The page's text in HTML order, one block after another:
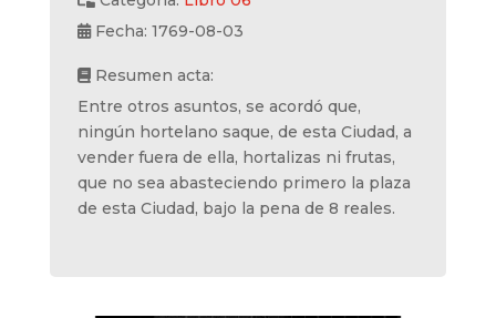
Fecha: 1769-08-03
Resumen acta:
Entre otros asuntos, se acordó que,
ningún hortelano saque, de esta Ciudad, a
vender fuera de ella, hortalizas ni frutas,
que no sea abasteciendo primero la plaza
de esta Ciudad, bajo la pena de 8 reales.